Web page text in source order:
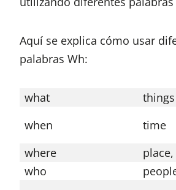
Aquí se explica cómo usar
palabras Wh:
what things
when
time
where
who